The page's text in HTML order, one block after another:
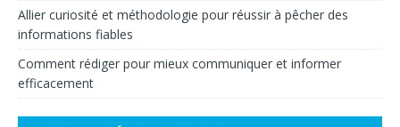
Allier curiosité et méthodologie pour réussir à pêcher des
informations fiables
Comment rédiger pour mieux communiquer et informer
efficacement